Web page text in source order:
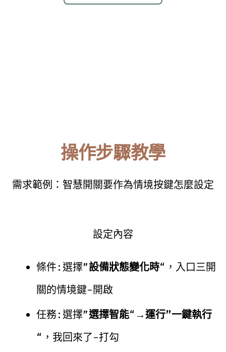
操作步驟教學
需求範例：智慧開關要作為情境按鍵怎麼設定
設定內容
條件:選擇”設備狀態變化時“，入口三開
關的情境鍵-開啟
任務:選擇”選擇智能“→運行”一鍵執行
“，我回來了-打勾